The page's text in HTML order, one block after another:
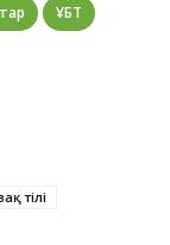
ҰБТ
тілі